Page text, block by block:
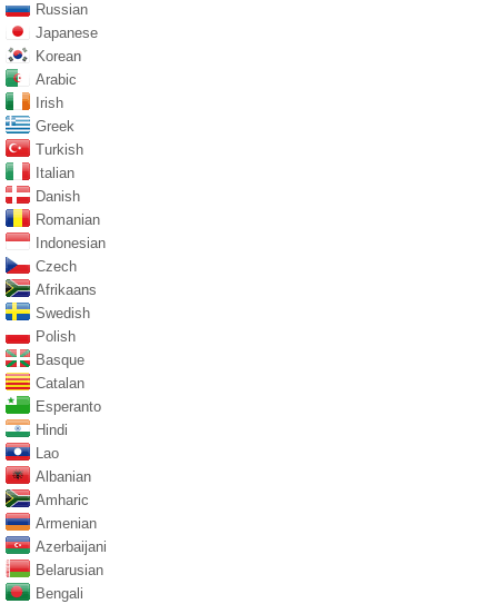
Russian
Japanese
Korean
Arabic
Irish
Greek
Turkish
Italian
Danish
Romanian
Indonesian
Czech
Afrikaans
Swedish
Polish
Basque
Catalan
Esperanto
Hindi
Lao
Albanian
Amharic
Armenian
Azerbaijani
Belarusian
Bengali